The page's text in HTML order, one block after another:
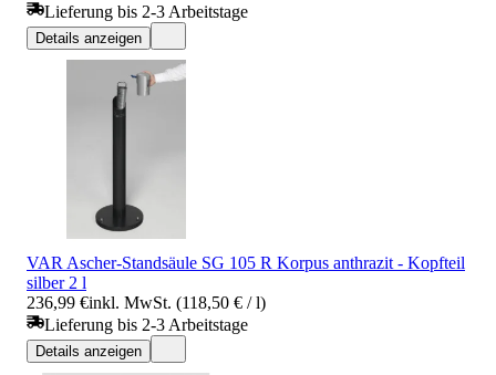
Lieferung bis 2-3 Arbeitstage
Details anzeigen
VAR Ascher-Standsäule SG 105 R Korpus anthrazit - Kopfteil
silber 2 l
236,99 €inkl. MwSt. (118,50 € / l)
Lieferung bis 2-3 Arbeitstage
Details anzeigen